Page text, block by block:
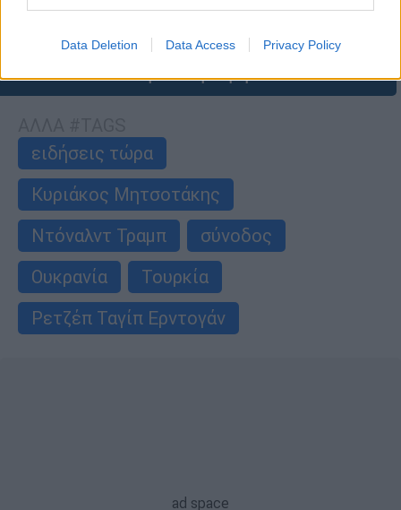
Data Deletion Data Access Privacy Policy
διπλωματικό πεδίο καλείται η Αθήνα
περισσότερα άρθρα
ειδήσεις τώρα
Κυριάκος Μητσοτάκης
Ντόναλντ Τραμπ
σύνοδος
Ουκρανία
Τουρκία
Ρετζέπ Ταγίπ Ερντογάν